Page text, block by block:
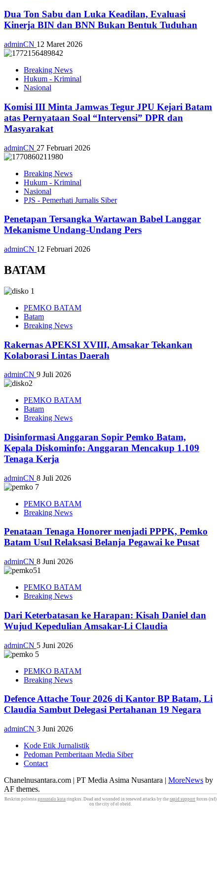
Dua Ton Sabu dan Luka Keadilan, Evaluasi
Kinerja BIN dan BNN Bukan Bentuk Tuduhan
adminCN 12 Maret 2026
Breaking News
Hukum - Kriminal
Nasional
Komisi III Minta Jamwas Tegur JPU Kejari Batam
atas Pernyataan Soal “Intervensi” DPR dan
Masyarakat
adminCN 27 Februari 2026
Breaking News
Hukum - Kriminal
Nasional
PJS - Pemerhati Jurnalis Siber
Penetapan Tersangka Wartawan Babel Langgar
Mekanisme Undang-Undang Pers
adminCN 12 Februari 2026
BATAM
PEMKO BATAM
Batam
Breaking News
Rakernas APEKSI XVIII, Amsakar Tekankan
Kolaborasi Lintas Daerah
adminCN 9 Juli 2026
PEMKO BATAM
Batam
Breaking News
Disinformasi Anggaran Sopir Pemko Batam,
Kepala Diskominfo: Anggaran Mencakup 1.109
Tenaga Kerja
adminCN 8 Juli 2026
PEMKO BATAM
Breaking News
Penataan Tenaga Honorer menjadi PPPK, Pemko
Batam Usul Relaksasi Belanja Pegawai ke Pusat
adminCN 8 Juni 2026
PEMKO BATAM
Breaking News
Dari Keterbatasan ke Harapan: Kisah Daniel dan
Wujud Kepedulian Amsakar-Li Claudia
adminCN 5 Juni 2026
PEMKO BATAM
Breaking News
Defence Attache Tour 2026 di Kantor BP Batam, Li
Claudia Sambut Delegasi Pertahanan 19 Negara
adminCN 3 Juni 2026
Kode Etik Jurnalistik
Pedoman Pemberitaan Media Siber
Contact
Chanelnusantara.com | PT Media Asima Nusantara | MoreNews by
AF themes.
Reskrim polresta gorontalo kota ringkus. Dead and wounded in renewed attacks by the rapid support forces (rsf)
on the city of el obeid.